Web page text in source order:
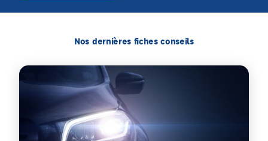
Nos dernières fiches conseils